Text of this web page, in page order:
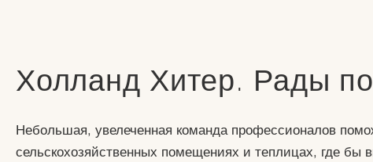
Холланд Хитер. Рады
Небольшая, увелеченная команда профессионалов
сельскохозяйственных помещениях и теплицах, где